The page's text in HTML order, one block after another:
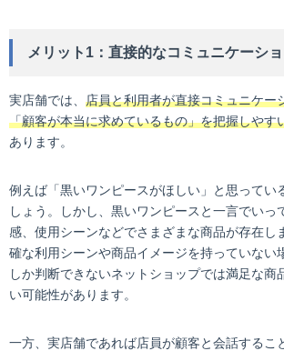
メリット1：直接的なコミュニケーシ
実店舗では、 店員と利用者が直接コミュニケー
「顧客が本当に求めているもの」を把握しやす
あります。
例えば「黒いワンピースがほしい」と思ってい
しょう。しかし、黒いワンピースと一言でいっ
感、使用シーンなどでさまざまな商品が存在し
確な利用シーンや商品イメージを持っていない
しか判断できないネットショップでは満足な商
い可能性があります。
一方、実店舗であれば店員が顧客と会話するこ